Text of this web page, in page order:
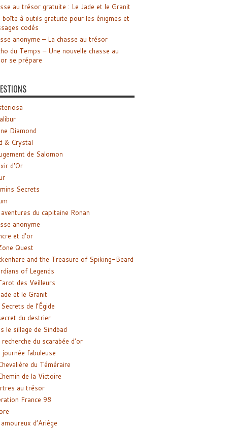
au trésor gratuite : Le Jade et le Granit
boîte à outils gratuite pour les énigmes et
codés
anonyme – La chasse au trésor
du Temps – Une nouvelle chasse au
se prépare
Diamond
& Crystal
de Salomon
d’Or
Secrets
du capitaine Ronan
anonyme
et d’or
Quest
and the Treasure of Spiking-Beard
of Legends
des Veilleurs
et le Granit
de l’Égide
du destrier
le sillage de Sindbad
recherche du scarabée d’or
journée fabuleuse
du Téméraire
de la Victoire
au trésor
France 98
d’Ariège